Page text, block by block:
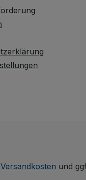
Versandkosten und